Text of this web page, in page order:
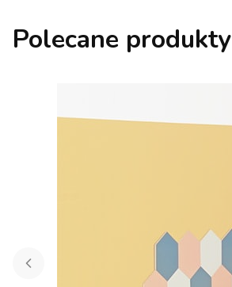
Polecane produkty